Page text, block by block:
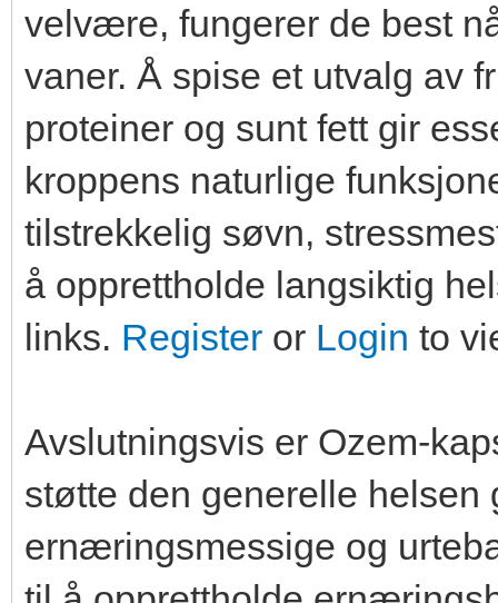
velvære, fungerer de best
vaner. Å spise et utvalg av
proteiner og sunt fett gir
kroppens naturlige
tilstrekkelig søvn,
å opprettholde langsiktig
links. Register or Login to
Avslutningsvis er Ozem-
støtte den generelle
ernæringsmessige og